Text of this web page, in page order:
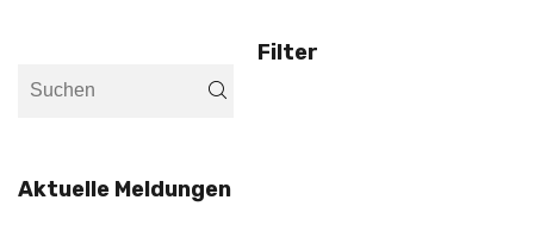
Filter
Aktuelle Meldungen